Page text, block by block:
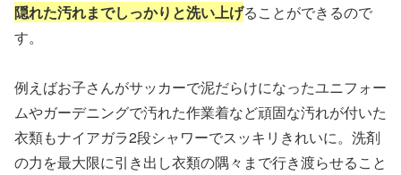
隠れた汚れまでしっかりと洗い上げることができるので
す。
例えばお子さんがサッカーで泥だらけになったユニフォー
ムやガーデニングで汚れた作業着など頑固な汚れが付いた
衣類もナイアガラ2段シャワーでスッキリきれいに。洗剤
の力を最大限に引き出し衣類の隅々まで行き渡らせること